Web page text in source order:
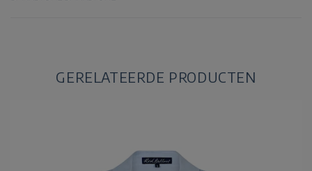
GERELATEERDE PRODUCTEN